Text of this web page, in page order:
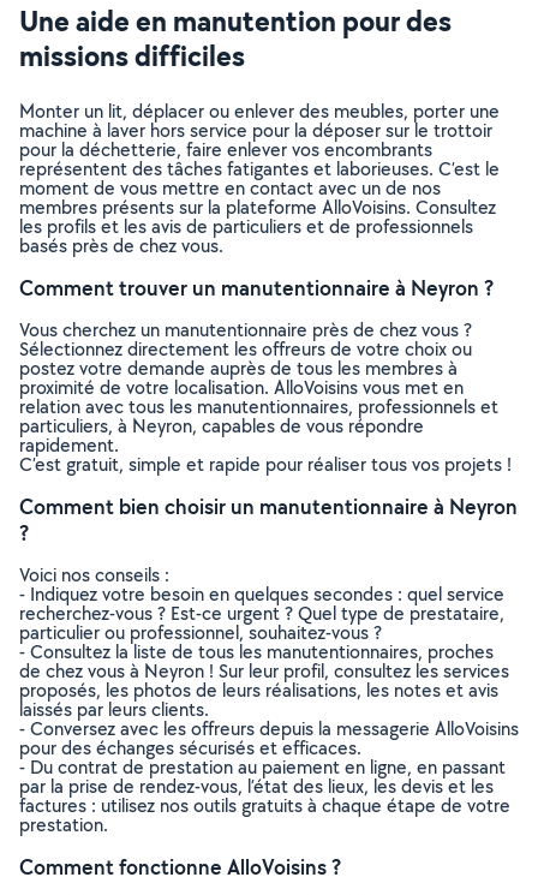
Une aide en manutention pour des
missions difficiles
Monter un lit, déplacer ou enlever des meubles, porter une
machine à laver hors service pour la déposer sur le trottoir
pour la déchetterie, faire enlever vos encombrants
représentent des tâches fatigantes et laborieuses. C’est le
moment de vous mettre en contact avec un de nos
membres présents sur la plateforme AlloVoisins. Consultez
les profils et les avis de particuliers et de professionnels
basés près de chez vous.
Comment trouver un manutentionnaire à Neyron ?
Vous cherchez un manutentionnaire près de chez vous ?
Sélectionnez directement les offreurs de votre choix ou
postez votre demande auprès de tous les membres à
proximité de votre localisation. AlloVoisins vous met en
relation avec tous les manutentionnaires, professionnels et
particuliers, à Neyron, capables de vous répondre
rapidement.
C’est gratuit, simple et rapide pour réaliser tous vos projets !
Comment bien choisir un manutentionnaire à Neyron
?
Voici nos conseils :
- Indiquez votre besoin en quelques secondes : quel service
recherchez-vous ? Est-ce urgent ? Quel type de prestataire,
particulier ou professionnel, souhaitez-vous ?
- Consultez la liste de tous les manutentionnaires, proches
de chez vous à Neyron ! Sur leur profil, consultez les services
proposés, les photos de leurs réalisations, les notes et avis
laissés par leurs clients.
- Conversez avec les offreurs depuis la messagerie AlloVoisins
pour des échanges sécurisés et efficaces.
- Du contrat de prestation au paiement en ligne, en passant
par la prise de rendez-vous, l’état des lieux, les devis et les
factures : utilisez nos outils gratuits à chaque étape de votre
prestation.
Comment fonctionne AlloVoisins ?